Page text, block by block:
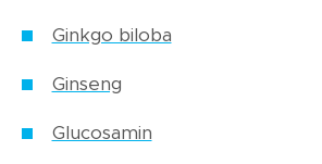
Ginkgo biloba
Ginseng
Glucosamin